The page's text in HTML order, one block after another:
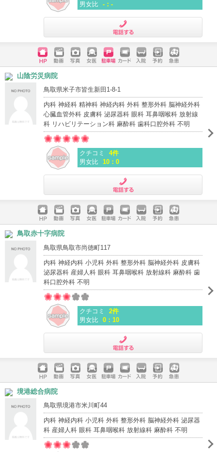
男女比 -：-
ホームペ
ージ
動画 写真 女医 駐車場
クレジッ
入院 予約 急患
山陰労災病院
鳥取県米子市皆生新田1-8-1
内科 神経科 精神科 神経内科 外科 整形外科 脳神経外科
心臓血管外科 皮膚科 泌尿器科 眼科 耳鼻咽喉科 放射線
科 リハビリテーション科 麻酔科 歯科口腔外科 不明
クチコミ
4件
男女比 10：0
ホームペ
ージ
動画 写真 女医 駐車場
クレジッ
入院 予約 急患
鳥取赤十字病院
鳥取県鳥取市尚徳町117
内科 神経内科 小児科 外科 整形外科 脳神経外科 皮膚科
泌尿器科 産婦人科 眼科 耳鼻咽喉科 放射線科 麻酔科 歯
科口腔外科 不明
クチコミ
2件
男女比 0：10
ホームペ
ージ
動画 写真 女医 駐車場
クレジッ
入院 予約 急患
境港総合病院
鳥取県境港市米川町44
内科 神経内科 小児科 外科 整形外科 脳神経外科 泌尿器
科 産婦人科 眼科 耳鼻咽喉科 放射線科 麻酔科 不明